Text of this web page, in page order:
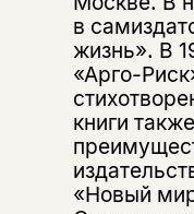
в
жизнь». В
«Арго-
книги
«Новый